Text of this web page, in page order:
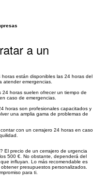
a un
horas están disponibles las 24 horas del
atender emergencias.
24 horas suelen ofrecer un tiempo de
caso de emergencias.
horas son profesionales capacitados y
una amplia gama de problemas de
con un cerrajero 24 horas en caso
El precio de un cerrajero de urgencia
500 €. No obstante, dependerá del
influyan. Lo más recomendable es
presupuestos personalizados.
para ti.